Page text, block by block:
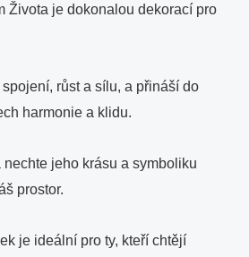
Života je dokonalou dekorací pro
růst a sílu, a přináší do
harmonie a klidu.
jeho krásu a symboliku
prostor.
je ideální pro ty, kteří chtějí